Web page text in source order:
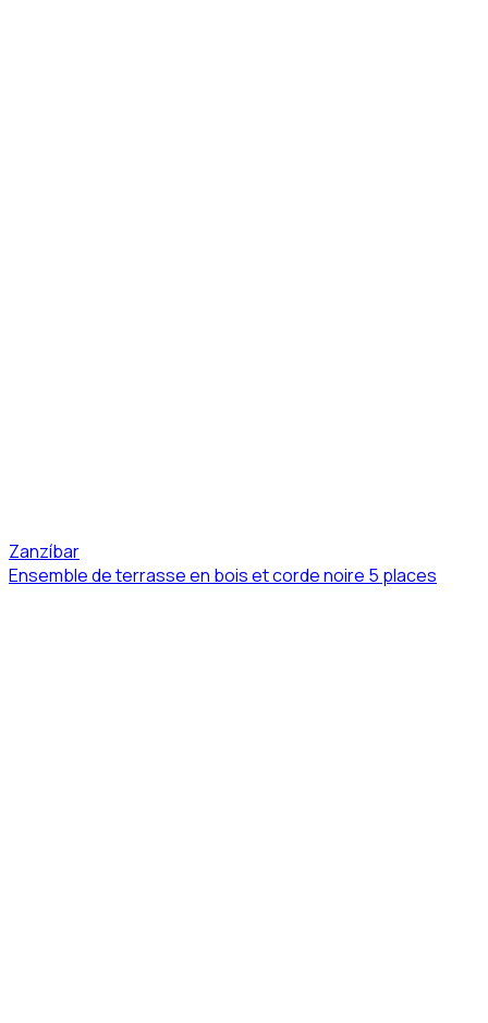
Zanzíbar
Ensemble de terrasse en bois et corde noire 5 places